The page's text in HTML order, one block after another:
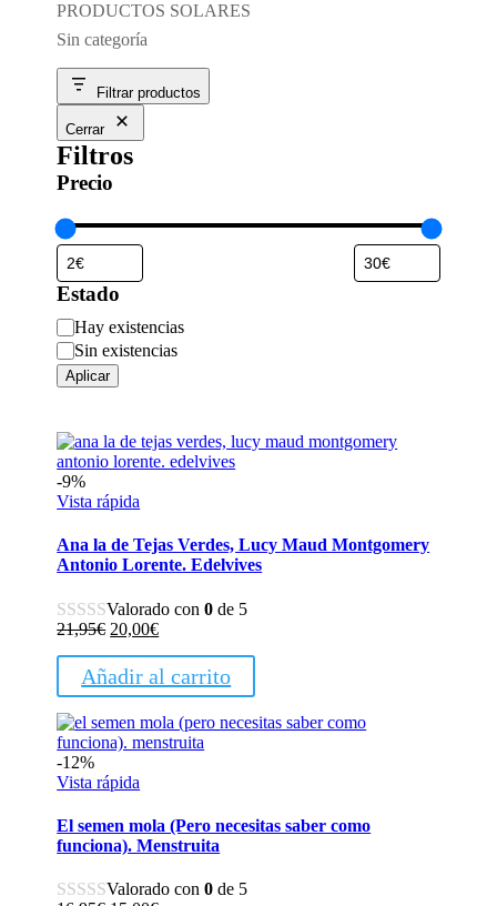
PRODUCTOS SOLARES
Sin categoría
Filtrar productos
Cerrar
Filtros
Precio
Estado
Disponibilidad
Hay existencias
Sin existencias
Aplicar
-9%
Vista rápida
Ana la de Tejas Verdes, Lucy Maud Montgomery
Antonio Lorente. Edelvives
Valorado con0 de 5
21,95€ El
original
era:
20,00€El
actual
es:
Añadir al carrito
-12%
Vista rápida
El semen mola (Pero necesitas saber como
funciona). Menstruita
Valorado con0 de 5